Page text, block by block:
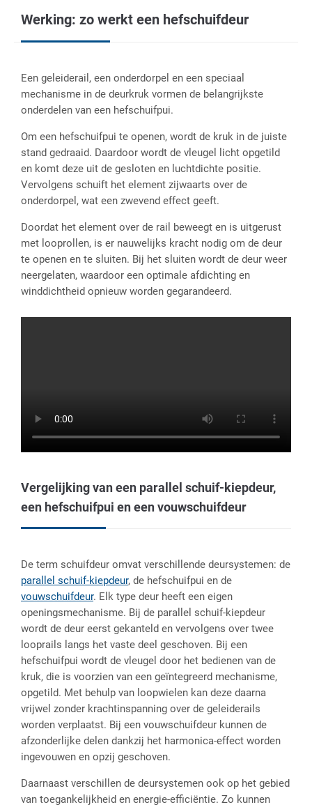
Werking: zo werkt een hefschuifdeur
Een geleiderail, een onderdorpel en een speciaal
mechanisme in de deurkruk vormen de belangrijkste
onderdelen van een hefschuifpui.
Om een hefschuifpui te openen, wordt de kruk in de juiste
stand gedraaid. Daardoor wordt de vleugel licht opgetild
en komt deze uit de gesloten en luchtdichte positie.
Vervolgens schuift het element zijwaarts over de
onderdorpel, wat een zwevend effect geeft.
Doordat het element over de rail beweegt en is uitgerust
met looprollen, is er nauwelijks kracht nodig om de deur
te openen en te sluiten. Bij het sluiten wordt de deur weer
neergelaten, waardoor een optimale afdichting en
winddichtheid opnieuw worden gegarandeerd.
Vergelijking van een parallel schuif-kiepdeur,
een hefschuifpui en een vouwschuifdeur
De term schuifdeur omvat verschillende deursystemen: de
parallel schuif-kiepdeur, de hefschuifpui en de
vouwschuifdeur. Elk type deur heeft een eigen
openingsmechanisme. Bij de parallel schuif-kiepdeur
wordt de deur eerst gekanteld en vervolgens over twee
looprails langs het vaste deel geschoven. Bij een
hefschuifpui wordt de vleugel door het bedienen van de
kruk, die is voorzien van een geïntegreerd mechanisme,
opgetild. Met behulp van loopwielen kan deze daarna
vrijwel zonder krachtinspanning over de geleiderails
worden verplaatst. Bij een vouwschuifdeur kunnen de
afzonderlijke delen dankzij het harmonica-effect worden
ingevouwen en opzij geschoven.
Daarnaast verschillen de deursystemen ook op het gebied
van toegankelijkheid en energie-efficiëntie. Zo kunnen